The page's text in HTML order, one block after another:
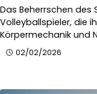
Das Beherrschen
Volleyballspieler, die
Körpermechanik und
02/02/2026